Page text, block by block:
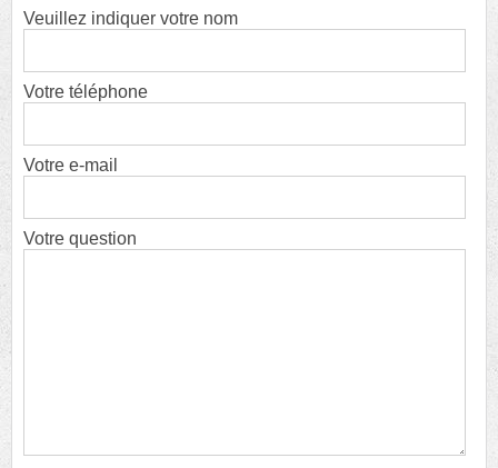
Veuillez indiquer votre nom
Votre téléphone
Votre e-mail
Votre question